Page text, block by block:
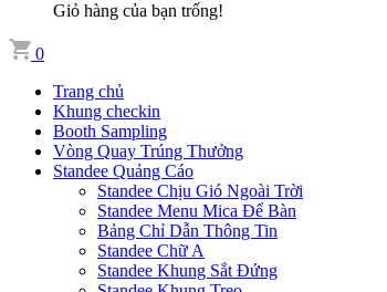
Giỏ hàng của bạn trống!
0
Trang chủ
Khung checkin
Booth Sampling
Vòng Quay Trúng Thưởng
Standee Quảng Cáo
Standee Chịu Gió Ngoài Trời
Standee Menu Mica Để Bàn
Bảng Chỉ Dẫn Thông Tin
Standee Chữ A
Standee Khung Sắt Đứng